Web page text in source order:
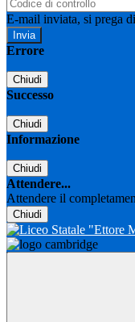
E-mail inviata, si prega
Errore
Chiudi
Successo
Chiudi
Informazione
Chiudi
Attendere...
Attendere il
Chiudi